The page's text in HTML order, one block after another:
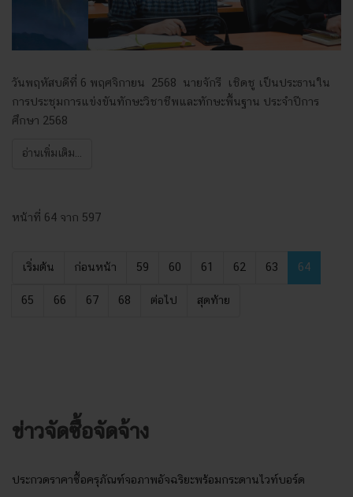
วันพฤหัสบดีที่ 6 พฤศจิกายน 2568 นายจักรี เชิดชู เป็นประธานใน
การประชุมการแข่งขันทักษะวิชาชีพและทักษะพื้นฐาน ประจำปีการ
ศึกษา 2568
อ่านเพิ่มเติม...
หน้าที่ 64 จาก 597
เริ่มต้น ก่อนหน้า 59 60 61 62 63
64
65
66 67 68 ต่อไป สุดท้าย
ข่าวจัดซื้อจัดจ้าง
ประกวดราคาซื้อครุภัณฑ์จอภาพอัจฉริยะพร้อมกระดานไวท์บอร์ด